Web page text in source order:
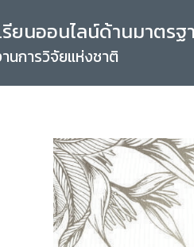
รียนออนไลน์ด้านมาตร
นการวิจัยแห่งชาติ